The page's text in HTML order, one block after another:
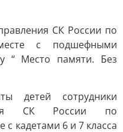
СК России по
с подшефными
“ Место памяти. Без
детей сотрудники
СК России по
с кадетами 6 и 7 класса